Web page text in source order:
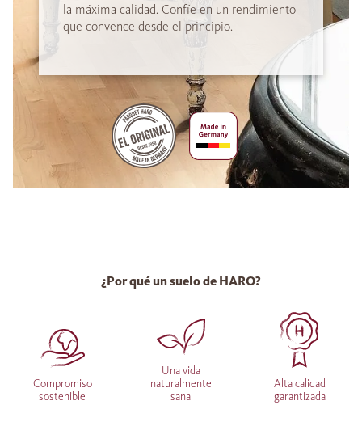
la máxima calidad. Confíe en un rendimiento
que convence desde el principio.
¿Por qué un suelo de HARO?
Compromiso
sostenible
Una vida
naturalmente
sana
Alta calidad
garantizada